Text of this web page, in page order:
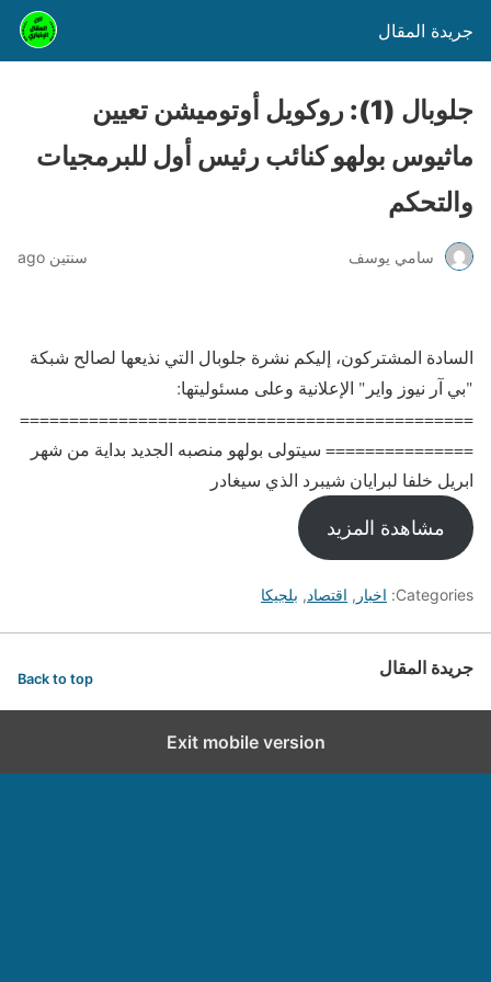
جريدة المقال
جلوبال (1): روكويل أوتوميشن تعيين
ماثيوس بولهو كنائب رئيس أول للبرمجيات
والتحكم
سامي يوسف سنتين ago
السادة المشتركون، إليكم نشرة جلوبال التي نذيعها لصالح شبكة
"بي آر نيوز واير" الإعلانية وعلى مسئوليتها:
==============================================
=============== سيتولى بولهو منصبه الجديد بداية من شهر
ابريل خلفا لبرايان شيبرد الذي سيغادر
مشاهدة المزيد
Categories: اخبار , اقتصاد, بلجيكا
جريدة المقال Back to top
Exit mobile version